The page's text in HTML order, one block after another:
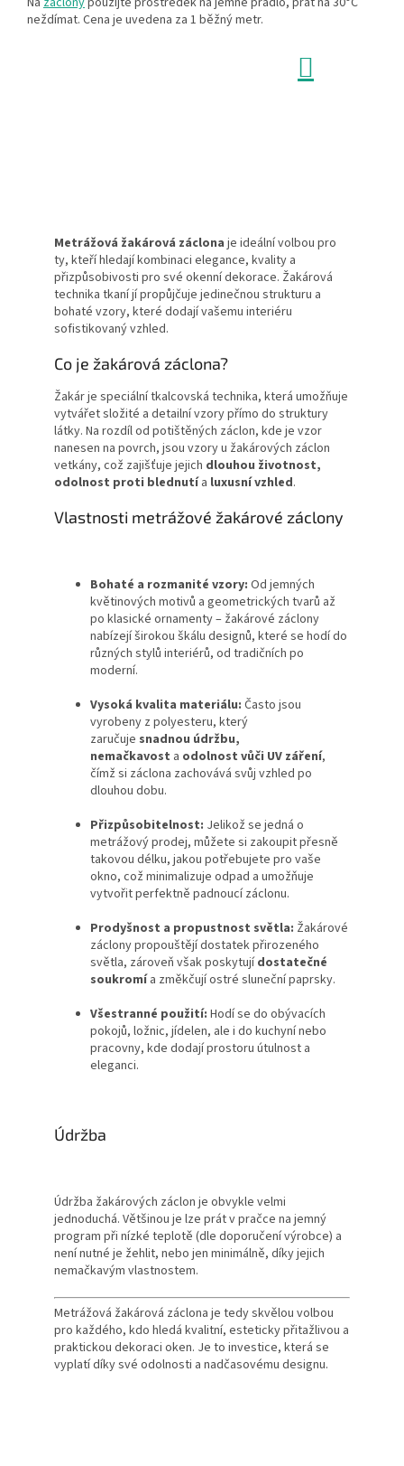
neždímat. Cena je uvedena za 1 běžný metr.
Metrážová žakárová záclona je ideální volbou pro
ty, kteří hledají kombinaci elegance, kvality a
přizpůsobivosti pro své okenní dekorace. Žakárová
technika tkaní jí propůjčuje jedinečnou strukturu a
bohaté vzory, které dodají vašemu interiéru
sofistikovaný vzhled.
Co je žakárová záclona?
Žakár je speciální tkalcovská technika, která umožňuje
vytvářet složité a detailní vzory přímo do struktury
látky. Na rozdíl od potištěných záclon, kde je vzor
nanesen na povrch, jsou vzory u žakárových záclon
vetkány, což zajišťuje jejich dlouhou životnost,
odolnost proti blednutía luxusní vzhled.
Vlastnosti metrážové žakárové záclony
Bohaté a rozmanité vzory: Od jemných
květinových motivů a geometrických tvarů až
po klasické ornamenty – žakárové záclony
nabízejí širokou škálu designů, které se hodí do
různých stylů interiérů, od tradičních po
moderní.
Vysoká kvalita materiálu: Často jsou
vyrobeny z polyesteru, který
zaručuje snadnou údržbu,
nemačkavost a odolnost vůči UV záření,
čímž si záclona zachovává svůj vzhled po
dlouhou dobu.
Přizpůsobitelnost: Jelikož se jedná o
metrážový prodej, můžete si zakoupit přesně
takovou délku, jakou potřebujete pro vaše
okno, což minimalizuje odpad a umožňuje
vytvořit perfektně padnoucí záclonu.
Prodyšnost a propustnost světla: Žakárové
záclony propouštějí dostatek přirozeného
světla, zároveň však poskytují dostatečné
soukromí a změkčují ostré sluneční paprsky.
Všestranné použití: Hodí se do obývacích
pokojů, ložnic, jídelen, ale i do kuchyní nebo
pracovny, kde dodají prostoru útulnost a
eleganci.
Údržba
Údržba žakárových záclon je obvykle velmi
jednoduchá. Většinou je lze prát v pračce na jemný
program při nízké teplotě (dle doporučení výrobce) a
není nutné je žehlit, nebo jen minimálně, díky jejich
nemačkavým vlastnostem.
Metrážová žakárová záclona je tedy skvělou volbou
pro každého, kdo hledá kvalitní, esteticky přitažlivou a
praktickou dekoraci oken. Je to investice, která se
vyplatí díky své odolnosti a nadčasovému designu.